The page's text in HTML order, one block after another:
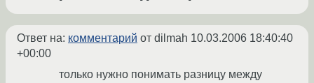
Ответ на: комментарий от dilmah 10.03.2006 18:40:40
+00:00
только нужно понимать разницу между